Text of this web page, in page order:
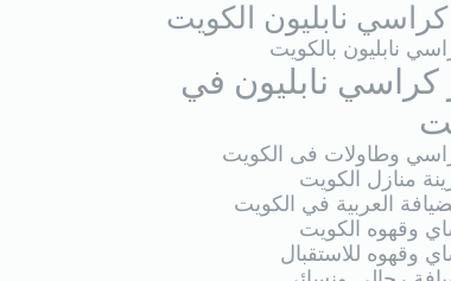
كراسي نابليون الكويت
نابليون بالكويت
كراسي نابليون في
وطاولات فى الكويت
منازل الكويت
العربية في الكويت
وقهوه الكويت
وقهوه للاستقبال